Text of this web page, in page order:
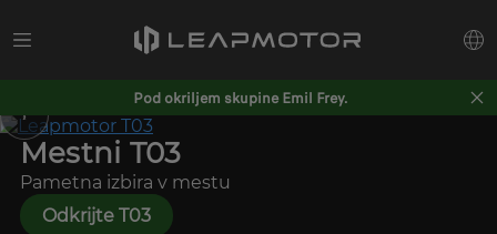
Pod okriljem skupine Emil Frey.
‹›
Mestni T03
Pametna izbira v mestu
Odkrijte T03